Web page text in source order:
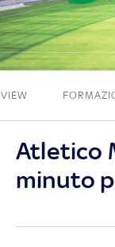
Atletico
minuto